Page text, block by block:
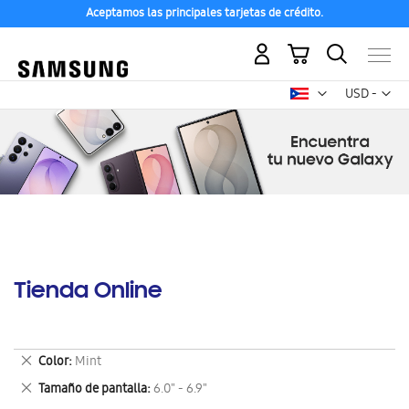
Aceptamos las principales tarjetas de crédito.
USD -
dólar
Mi carrito
Tienda Online
Color Mint
Eliminar
este
artículo
Tamaño de pantalla 6.0" - 6.9"
Eliminar